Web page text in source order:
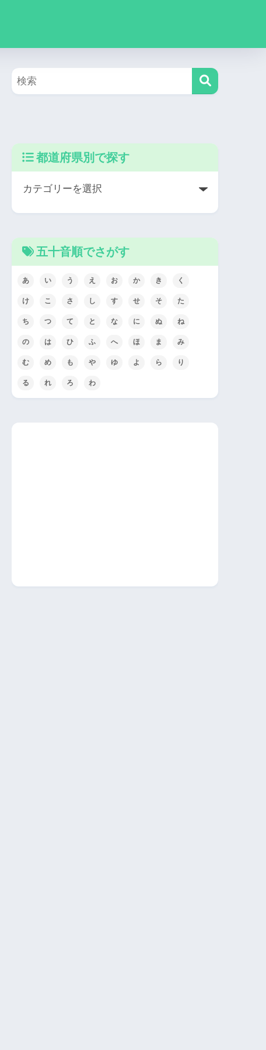
都道府県別で探す
五十音順でさがす
あ い う え お か き く
け こ さ し す せ そ た
ち つ て と な に ぬ ね
の は ひ ふ へ ほ ま み
む め も や ゆ よ ら り
る れ ろ わ